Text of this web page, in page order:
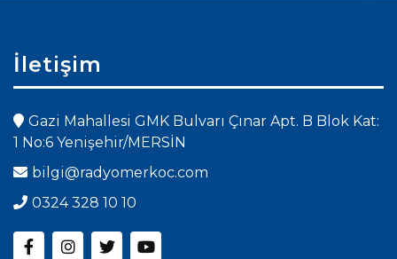
İletişim
Gazi Mahallesi GMK Bulvarı Çınar Apt. B Blok Kat:
1 No:6 Yenişehir/MERSİN
bilgi@radyomerkoc.com
0324 328 10 10